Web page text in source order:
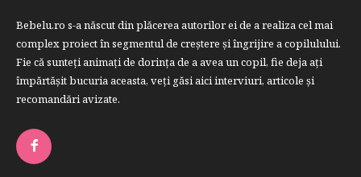
Bebelu.ro s-a născut din plăcerea autorilor ei de a realiza cel mai
complex proiect în segmentul de creştere şi îngrijire a copilulului.
Fie că sunteţi animaţi de dorinţa de a avea un copil, fie deja aţi
împărtăşit bucuria aceasta, veți găsi aici interviuri, articole şi
recomandări avizate.